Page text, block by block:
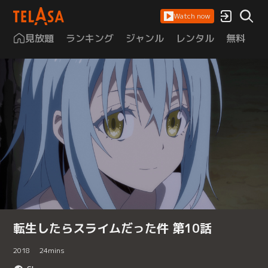
Watch now
見放題 ランキング ジャンル レンタル 無料
転生したらスライムだった件 第10話
2018 24mins